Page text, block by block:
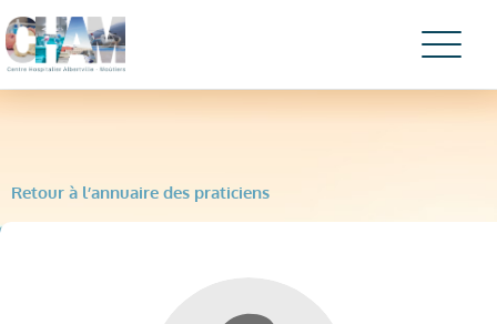
Retour à l’annuaire des praticiens